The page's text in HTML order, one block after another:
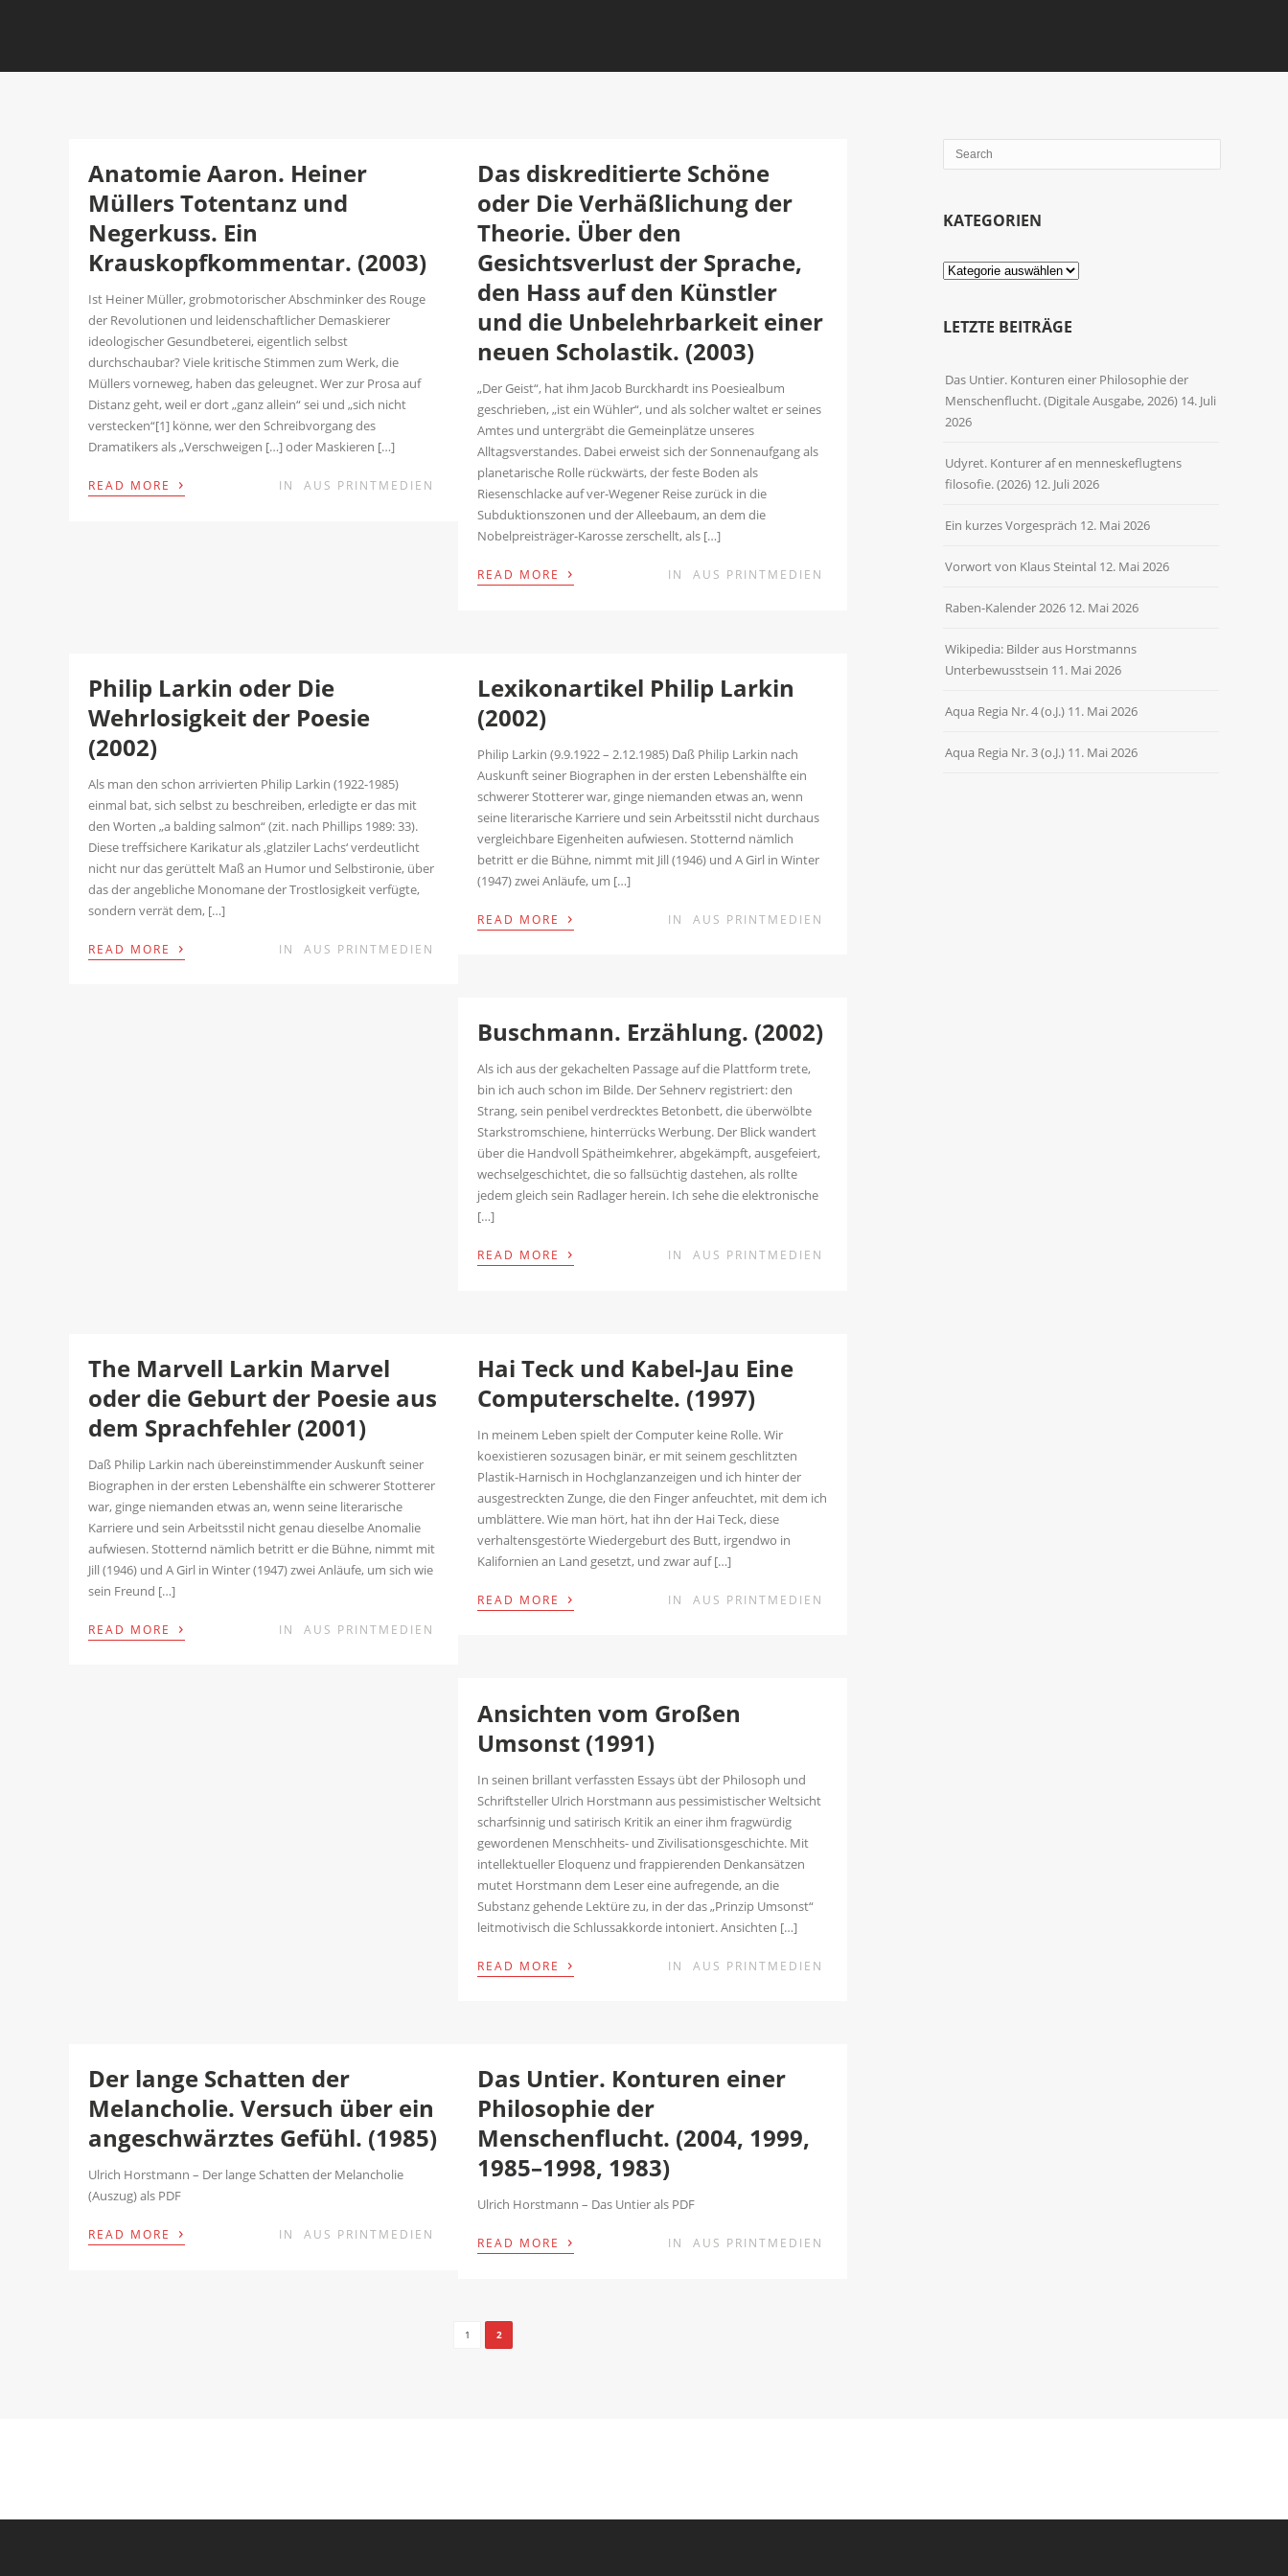
Anatomie Aaron. Heiner
Müllers Totentanz und
Negerkuss. Ein
Krauskopfkommentar. (2003)
Ist Heiner Müller, grobmotorischer Abschminker des Rouge
der Revolutionen und leidenschaftlicher Demaskierer
ideologischer Gesundbeterei, eigentlich selbst
durchschaubar? Viele kritische Stimmen zum Werk, die
Müllers vorneweg, haben das geleugnet. Wer zur Prosa auf
Distanz geht, weil er dort „ganz allein“ sei und „sich nicht
verstecken“[1] könne, wer den Schreibvorgang des
Dramatikers als „Verschweigen […] oder Maskieren […]
READ MORE › IN AUS PRINTMEDIEN
Das diskreditierte Schöne
oder Die Verhäßlichung der
Theorie. Über den
Gesichtsverlust der Sprache,
den Hass auf den Künstler
und die Unbelehrbarkeit einer
neuen Scholastik. (2003)
„Der Geist“, hat ihm Jacob Burckhardt ins Poesiealbum
geschrieben, „ist ein Wühler“, und als solcher waltet er seines
Amtes und untergräbt die Gemeinplätze unseres
Alltagsverstandes. Dabei erweist sich der Sonnenaufgang als
planetarische Rolle rückwärts, der feste Boden als
Riesenschlacke auf ver-Wegener Reise zurück in die
Subduktionszonen und der Alleebaum, an dem die
Nobelpreisträger-Karosse zerschellt, als […]
READ MORE › IN AUS PRINTMEDIEN
Philip Larkin oder Die
Wehrlosigkeit der Poesie
(2002)
Als man den schon arrivierten Philip Larkin (1922-1985)
einmal bat, sich selbst zu beschreiben, erledigte er das mit
den Worten „a balding salmon“ (zit. nach Phillips 1989: 33).
Diese treffsichere Karikatur als ‚glatziler Lachs‘ verdeutlicht
nicht nur das gerüttelt Maß an Humor und Selbstironie, über
das der angebliche Monomane der Trostlosigkeit verfügte,
sondern verrät dem, […]
READ MORE › IN AUS PRINTMEDIEN
Lexikonartikel Philip Larkin
(2002)
Philip Larkin (9.9.1922 – 2.12.1985) Daß Philip Larkin nach
Auskunft seiner Biographen in der ersten Lebenshälfte ein
schwerer Stotterer war, ginge niemanden etwas an, wenn
seine literarische Karriere und sein Arbeitsstil nicht durchaus
vergleichbare Eigenheiten aufwiesen. Stotternd nämlich
betritt er die Bühne, nimmt mit Jill (1946) und A Girl in Winter
(1947) zwei Anläufe, um […]
READ MORE › IN AUS PRINTMEDIEN
Buschmann. Erzählung. (2002)
Als ich aus der gekachelten Passage auf die Plattform trete,
bin ich auch schon im Bilde. Der Sehnerv registriert: den
Strang, sein penibel verdrecktes Betonbett, die überwölbte
Starkstromschiene, hinterrücks Werbung. Der Blick wandert
über die Handvoll Spätheimkehrer, abgekämpft, ausgefeiert,
wechselgeschichtet, die so fallsüchtig dastehen, als rollte
jedem gleich sein Radlager herein. Ich sehe die elektronische
[…]
READ MORE › IN AUS PRINTMEDIEN
The Marvell Larkin Marvel
oder die Geburt der Poesie aus
dem Sprachfehler (2001)
Daß Philip Larkin nach übereinstimmender Auskunft seiner
Biographen in der ersten Lebenshälfte ein schwerer Stotterer
war, ginge niemanden etwas an, wenn seine literarische
Karriere und sein Arbeitsstil nicht genau dieselbe Anomalie
aufwiesen. Stotternd nämlich betritt er die Bühne, nimmt mit
Jill (1946) und A Girl in Winter (1947) zwei Anläufe, um sich wie
sein Freund […]
READ MORE › IN AUS PRINTMEDIEN
Hai Teck und Kabel-Jau Eine
Computerschelte. (1997)
In meinem Leben spielt der Computer keine Rolle. Wir
koexistieren sozusagen binär, er mit seinem geschlitzten
Plastik-Harnisch in Hochglanzanzeigen und ich hinter der
ausgestreckten Zunge, die den Finger anfeuchtet, mit dem ich
umblättere. Wie man hört, hat ihn der Hai Teck, diese
verhaltensgestörte Wiedergeburt des Butt, irgendwo in
Kalifornien an Land gesetzt, und zwar auf […]
READ MORE › IN AUS PRINTMEDIEN
Ansichten vom Großen
Umsonst (1991)
In seinen brillant verfassten Essays übt der Philosoph und
Schriftsteller Ulrich Horstmann aus pessimistischer Weltsicht
scharfsinnig und satirisch Kritik an einer ihm fragwürdig
gewordenen Menschheits- und Zivilisationsgeschichte. Mit
intellektueller Eloquenz und frappierenden Denkansätzen
mutet Horstmann dem Leser eine aufregende, an die
Substanz gehende Lektüre zu, in der das „Prinzip Umsonst“
leitmotivisch die Schlussakkorde intoniert. Ansichten […]
READ MORE › IN AUS PRINTMEDIEN
Der lange Schatten der
Melancholie. Versuch über ein
angeschwärztes Gefühl. (1985)
Ulrich Horstmann – Der lange Schatten der Melancholie
(Auszug) als PDF
READ MORE › IN AUS PRINTMEDIEN
Das Untier. Konturen einer
Philosophie der
Menschenflucht. (2004, 1999,
1985–1998, 1983)
Ulrich Horstmann – Das Untier als PDF
READ MORE › IN AUS PRINTMEDIEN
1 2
KATEGORIEN
Kategorien
LETZTE BEITRÄGE
Das Untier. Konturen einer Philosophie der
Menschenflucht. (Digitale Ausgabe, 2026) 14. Juli
2026
Udyret. Konturer af en menneskeflugtens
filosofie. (2026) 12. Juli 2026
Ein kurzes Vorgespräch 12. Mai 2026
Vorwort von Klaus Steintal 12. Mai 2026
Raben-Kalender 2026 12. Mai 2026
Wikipedia: Bilder aus Horstmanns
Unterbewusstsein 11. Mai 2026
Aqua Regia Nr. 4 (o.J.) 11. Mai 2026
Aqua Regia Nr. 3 (o.J.) 11. Mai 2026